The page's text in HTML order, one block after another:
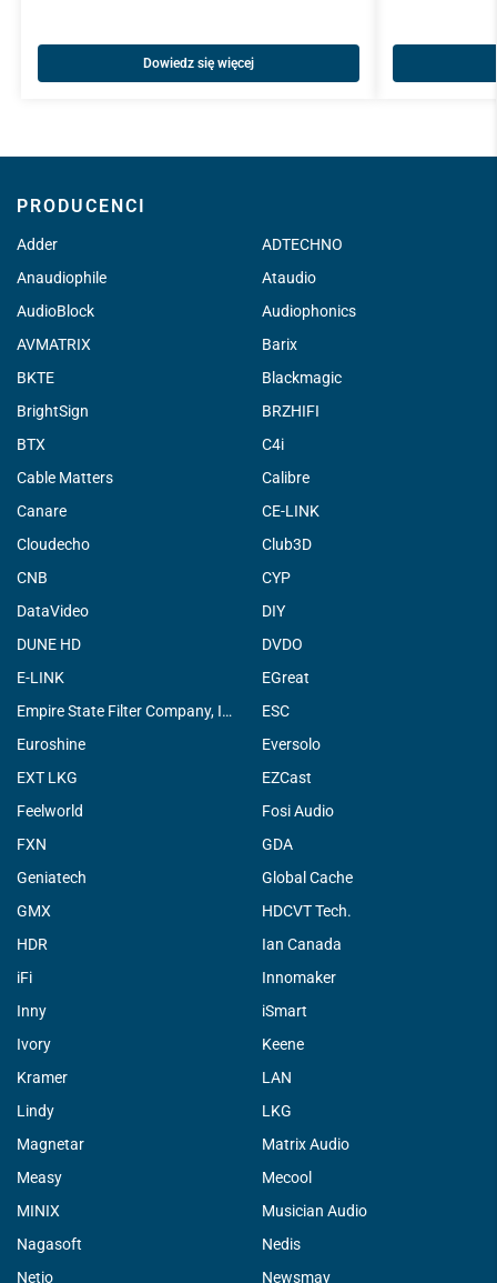
Dowiedz się więcej
PRODUCENCI
Adder
ADTECHNO
Anaudiophile
Ataudio
AudioBlock
Audiophonics
AVMATRIX
Barix
BKTE
Blackmagic
BrightSign
BRZHIFI
BTX
C4i
Cable Matters
Calibre
Canare
CE-LINK
Cloudecho
Club3D
CNB
CYP
DataVideo
DIY
DUNE HD
DVDO
E-LINK
EGreat
Empire State Filter Company, INC.
ESC
Euroshine
Eversolo
EXT LKG
EZCast
Feelworld
Fosi Audio
FXN
GDA
Geniatech
Global Cache
GMX
HDCVT Tech.
HDR
Ian Canada
iFi
Innomaker
Inny
iSmart
Ivory
Keene
Kramer
LAN
Lindy
LKG
Magnetar
Matrix Audio
Measy
Mecool
MINIX
Musician Audio
Nagasoft
Nedis
Netio
Newsmay